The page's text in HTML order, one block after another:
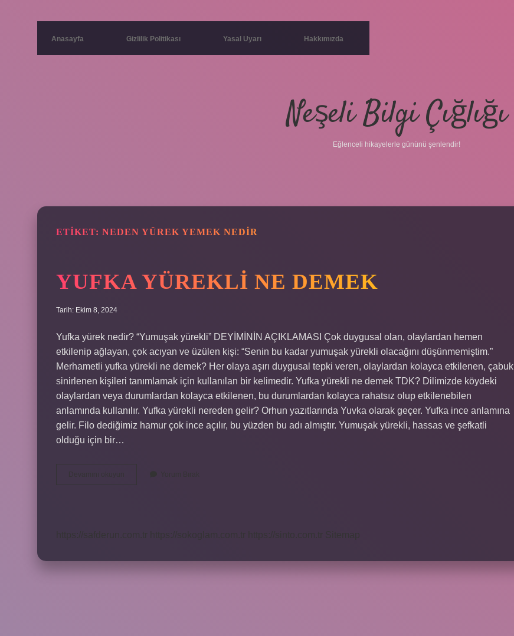
Anasayfa Gizlilik Politikası Yasal Uyarı Hakkımızda
Neşeli Bilgi Çığlığı
Eğlenceli hikayelerle gününü şenlendir!
ETIKET: NEDEN YÜREK YEMEK NEDIR
YUFKA YÜREKLI NE DEMEK
Tarih: Ekim 8, 2024
Yufka yürek nedir? “Yumuşak yürekli” DEYİMİNİN AÇIKLAMASI Çok duygusal olan, olaylardan hemen
etkilenip ağlayan, çok acıyan ve üzülen kişi: “Senin bu kadar yumuşak yürekli olacağını düşünmemiştim.”
Merhametli yufka yürekli ne demek? Her olaya aşırı duygusal tepki veren, olaylardan kolayca etkilenen, çabuk
sinirlenen kişileri tanımlamak için kullanılan bir kelimedir. Yufka yürekli ne demek TDK? Dilimizde köydeki
olaylardan veya durumlardan kolayca etkilenen, bu durumlardan kolayca rahatsız olup etkilenebilen
anlamında kullanılır. Yufka yürekli nereden gelir? Orhun yazıtlarında Yuvka olarak geçer. Yufka ince anlamına
gelir. Filo dediğimiz hamur çok ince açılır, bu yüzden bu adı almıştır. Yumuşak yürekli, hassas ve şefkatli
olduğu için bir…